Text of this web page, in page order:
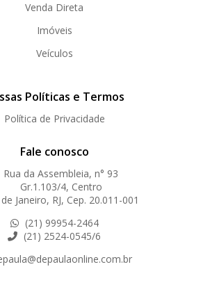
Venda Direta
Imóveis
Veículos
Políticas e Termos
Política de Privacidade
Fale conosco
Rua da Assembleia, n° 93
Gr.1.103/4, Centro
Janeiro, RJ, Cep. 20.011-001
(21) 99954-2464
(21) 2524-0545/6